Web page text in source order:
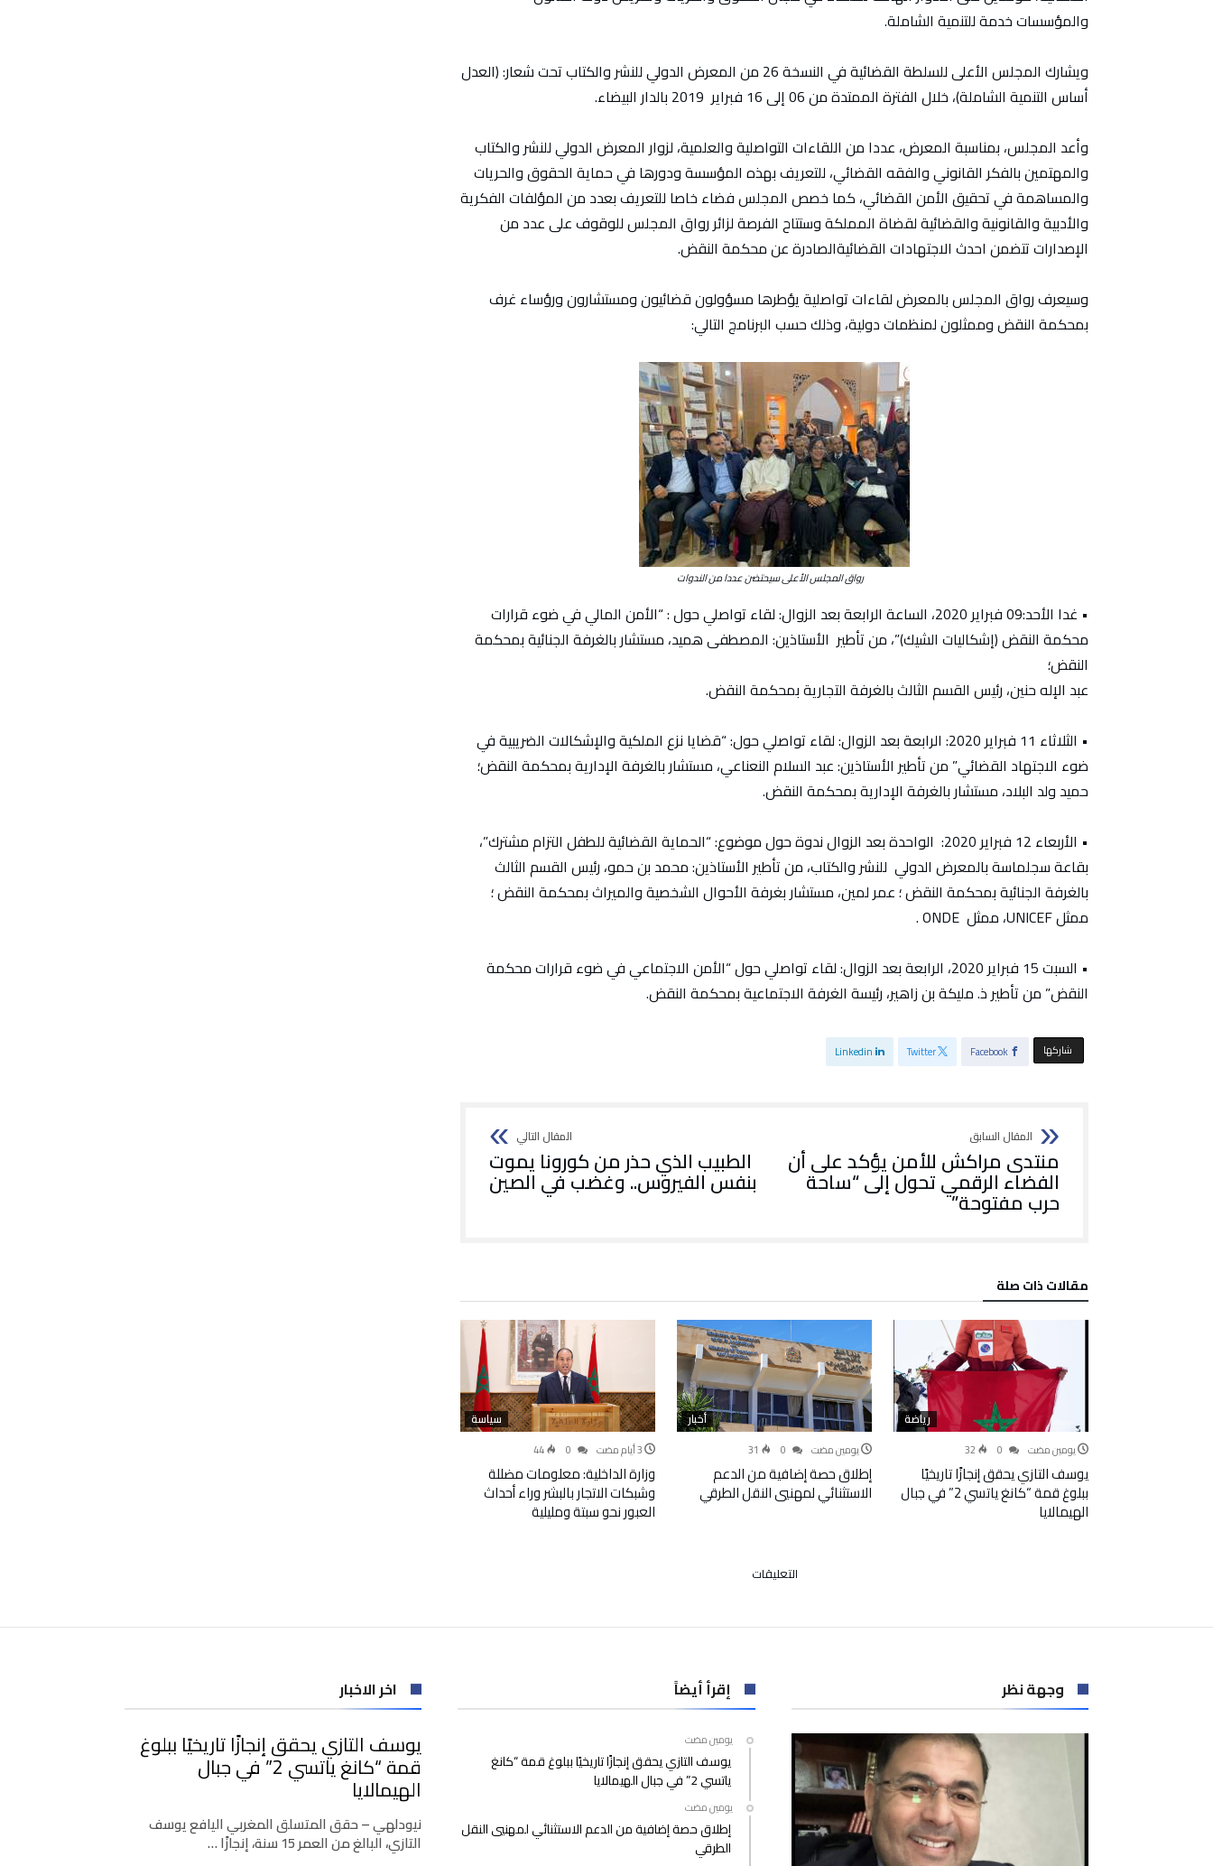
والمؤسسات خدمة للتنمية الشاملة.
ويشارك المجلس الأعلى للسلطة القضائية في النسخة 26 من المعرض الدولي للنشر والكتاب تحت شعار: (العدل
أساس التنمية الشاملة)، خلال الفترة الممتدة من 06 إلى 16 فبراير 2019 بالدار البيضاء.
وأعد المجلس، بمناسبة المعرض، عددا من اللقاءات التواصلية والعلمية، لزوار المعرض الدولي للنشر والكتاب
والمهتمين بالفكر القانوني والفقه القضائي، للتعريف بهذه المؤسسة ودورها في حماية الحقوق والحريات
والمساهمة في تحقيق الأمن القضائي، كما خصص المجلس فضاء خاصا للتعريف بعدد من المؤلفات الفكرية
والأدبية والقانونية والقضائية لقضاة المملكة وستتاح الفرصة لزائر رواق المجلس للوقوف على عدد من
الإصدارات تتضمن احدث الاجتهادات القضائيةالصادرة عن محكمة النقض.
وسيعرف رواق المجلس بالمعرض لقاءات تواصلية يؤطرها مسؤولون قضائيون ومستشارون ورؤساء غرف
بمحكمة النقض وممثلون لمنظمات دولية، وذلك حسب البرنامج التالي:
رواق المجلس الأعلى سيحتضن عددا من الندوات
• غدا الأحد:09 فبراير 2020، الساعة الرابعة بعد الزوال: لقاء تواصلي حول : “الأمن المالي في ضوء قرارات
محكمة النقض (إشكاليات الشيك)”، من تأطير الأستاذين: المصطفى هميد، مستشار بالغرفة الجنائية بمحكمة
النقض؛
عبد الإله حنين، رئيس القسم الثالث بالغرفة التجارية بمحكمة النقض.
• الثلاثاء 11 فبراير 2020: الرابعة بعد الزوال: لقاء تواصلي حول: “قضايا نزع الملكية والإشكالات الضريبية في
ضوء الاجتهاد القضائي” من تأطير الأستاذين: عبد السلام النعناعي، مستشار بالغرفة الإدارية بمحكمة النقض؛
حميد ولد البلاد، مستشار بالغرفة الإدارية بمحكمة النقض.
• الأربعاء 12 فبراير 2020: الواحدة بعد الزوال ندوة حول موضوع: “الحماية القضائية للطفل التزام مشترك”،
بقاعة سجلماسة بالمعرض الدولي للنشر والكتاب، من تأطير الأستاذين: محمد بن حمو، رئيس القسم الثالث
بالغرفة الجنائية بمحكمة النقض ؛ عمر لمين، مستشار بغرفة الأحوال الشخصية والميراث بمحكمة النقض ؛
ممثل UNICEF، ممثل ONDE .
• السبت 15 فبراير 2020، الرابعة بعد الزوال: لقاء تواصلي حول “الأمن الاجتماعي في ضوء قرارات محكمة
النقض” من تأطير ذ. مليكة بن زاهير، رئيسة الغرفة الاجتماعية بمحكمة النقض.
‫‫ شاركها‬ Facebook
Twitter
Linkedin
منتدى مراكش للأمن يؤكد على أن
الفضاء الرقمي تحول إلى “ساحة
حرب مفتوحة”
الطبيب الذي حذر من كورونا يموت
بنفس الفيروس.. وغضب في الصين
‫مقالات ذات صلة‬
رياضة
‫‫‫‏‫يومين مضت‬ 32
يوسف التازي يحقق إنجازًا تاريخيًا
ببلوغ قمة “كانغ ياتسي 2” في جبال
الهيمالايا
أخبار
‫‫‫‏‫يومين مضت‬ 31
إطلاق حصة إضافية من الدعم
الاستثنائي لمهنيي النقل الطرقي
سياسة
44
وزارة الداخلية: معلومات مضللة
وشبكات الاتجار بالبشر وراء أحداث
العبور نحو سبتة ومليلية
التعليقات
حصيلة
أمام
زوار
الكتاب
بالبيضاء
مغلقة
وجهة نظر إقرأ أيضاً
‫‫‫‏‫يومين مضت‬
يوسف التازي يحقق إنجازًا تاريخيًا ببلوغ قمة “كانغ
ياتسي 2” في جبال الهيمالايا
‫‫‫‏‫يومين مضت‬
إطلاق حصة إضافية من الدعم الاستثنائي لمهنيي النقل
الطرقي
اخر الاخبار
يوسف التازي يحقق إنجازًا تاريخيًا ببلوغ
قمة “كانغ ياتسي 2” في جبال
الهيمالايا
نيودلهي – حقق المتسلق المغربي اليافع يوسف
التازي، البالغ من العمر 15 سنة، إنجازًا …